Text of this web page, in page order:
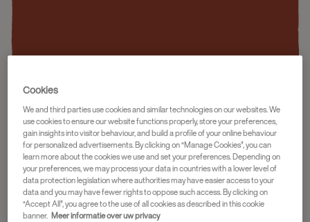
Cookies
We and third parties use cookies and similar technologies on our websites. We
use cookies to ensure our website functions properly, store your preferences,
gain insights into visitor behaviour, and build a profile of your online behaviour
for personalized advertisements. By clicking on “Manage Cookies”, you can
learn more about the cookies we use and set your preferences. Depending on
your preferences, we may process your data in countries with a lower level of
data protection legislation where authorities may have easier access to your
data and you may have fewer rights to oppose such access. By clicking on
“Accept All”, you agree to the use of all cookies as described in this cookie
banner. Meer informatie over uw privacy